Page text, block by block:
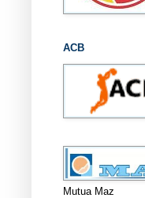
ACB
Mutua Maz